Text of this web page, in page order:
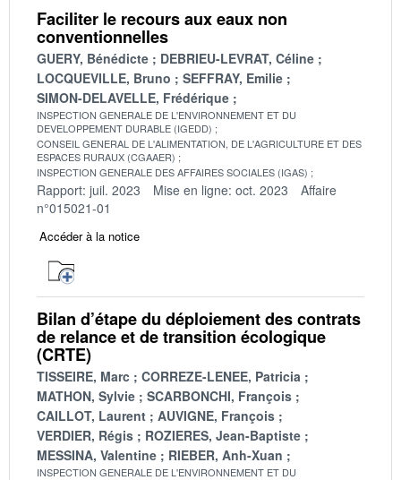
Faciliter le recours aux eaux non
conventionnelles
GUERY, Bénédicte
DEBRIEU-LEVRAT, Céline
LOCQUEVILLE, Bruno
SEFFRAY, Emilie
SIMON-DELAVELLE, Frédérique
INSPECTION GENERALE DE L'ENVIRONNEMENT ET DU
DEVELOPPEMENT DURABLE (IGEDD)
CONSEIL GENERAL DE L'ALIMENTATION, DE L'AGRICULTURE ET DES
ESPACES RURAUX (CGAAER)
INSPECTION GENERALE DES AFFAIRES SOCIALES (IGAS)
Rapport: juil. 2023 Mise en ligne: oct. 2023
Affaire
n°015021-01
Accéder à la notice
Bilan d’étape du déploiement des contrats
de relance et de transition écologique
(CRTE)
TISSEIRE, Marc
CORREZE-LENEE, Patricia
MATHON, Sylvie
SCARBONCHI, François
CAILLOT, Laurent
AUVIGNE, François
VERDIER, Régis
ROZIERES, Jean-Baptiste
MESSINA, Valentine
RIEBER, Anh-Xuan
INSPECTION GENERALE DE L'ENVIRONNEMENT ET DU